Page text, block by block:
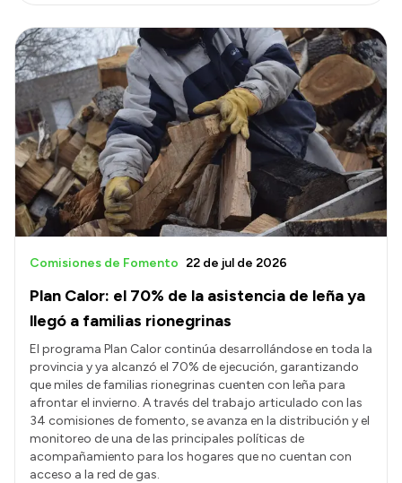
Plan Calor: el 70% de la asistencia de leña ya
llegó a familias rionegrinas
Comisiones de Fomento 22 de jul de 2026
El programa Plan Calor continúa desarrollándose en toda la
provincia y ya alcanzó el 70% de ejecución, garantizando
que miles de familias rionegrinas cuenten con leña para
afrontar el invierno. A través del trabajo articulado con las
34 comisiones de fomento, se avanza en la distribución y el
monitoreo de una de las principales políticas de
acompañamiento para los hogares que no cuentan con
acceso a la red de gas.